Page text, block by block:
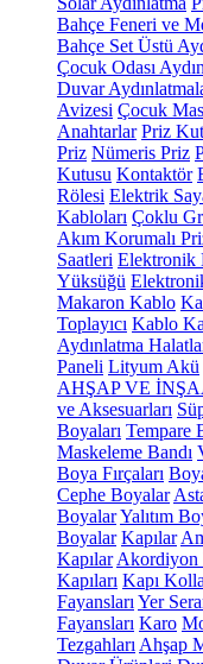
Bahçe Feneri ve
Bahçe Set Üstü
Çocuk Odası
Duvar
Avizesi Çocuk
Anahtarlar Priz
Priz Nümeris Priz
Kutusu Kontaktör
Rölesi Elektrik
Kabloları Çoklu
Akım Korumalı
Saatleri Elektronik
Yüksüğü
Makaron Kablo
Toplayıcı Kablo
Aydınlatma
Paneli Lityum Akü
AHŞAP VE
ve Aksesuarları
Boyaları Tempare
Maskeleme Bandı
Boya Fırçaları
Cephe Boyalar
BoyalarYalıtım
Boyalar Kapılar
Kapılar Akordiyon
Kapıları Kapı
Fayansları Yer
Fayansları Karo
Tezgahları Ahşap